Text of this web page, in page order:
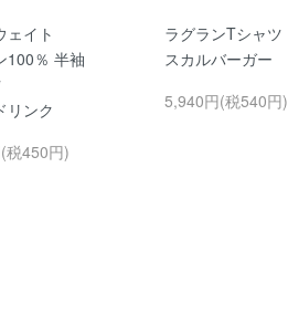
ェイト
100％ 半袖
リンク
税450円)
ラグランTシャツ
スカルバーガー
5,940円(税540円)